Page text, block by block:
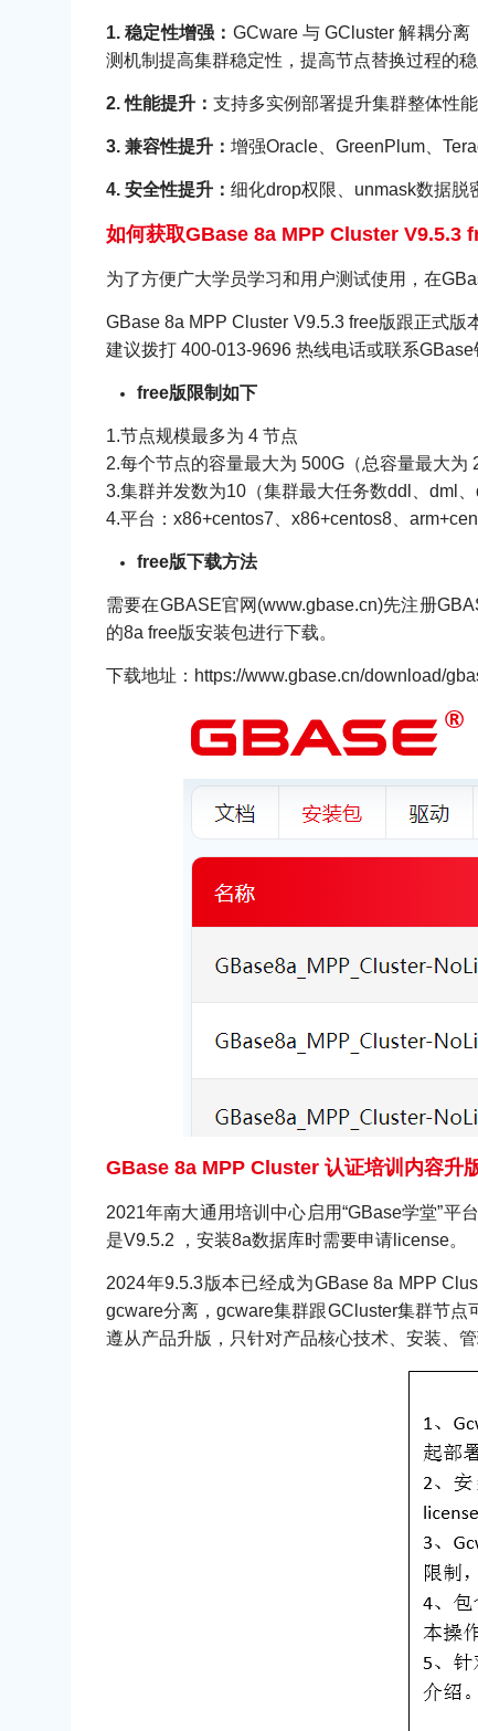
1. 稳定性增强： GCware 与 GCluster 解耦分
测机制提高集群稳定性，提高节点替换过程的稳
2. 性能提升： 支持多实例部署提升集群整体性
3. 兼容性提升： 增强Oracle、GreenPlum、
4. 安全性提升： 细化drop权限、unmask数据脱
如何获取GBase 8a MPP Cluster V9.5.3
为了方便广大学员学习和用户测试使用，在
GBase 8a MPP Cluster V9.5.3 free版跟正式
建议拨打 400-013-9696 热线电话或联系GBase
free版限制如下
1.节点规模最多为 4 节点
2.每个节点的容量最大为 500G（总容量最大为
3.集群并发数为10（集群最大任务数ddl、dml
4.平台：x86+centos7、x86+centos8、
free版下载方法
需要在GBASE官网(www.gbase.cn)先注册
的8a free版安装包进行下载。
下载地址：https://www.gbase.cn/download/
GBase 8a MPP Cluster 认证培训内容升
2021年南大通用培训中心启用“GBase学堂”
是V9.5.2 ，安装8a数据库时需要申请license。
2024年9.5.3版本已经成为GBase 8a MPP
gcware分离，gcware集群跟GCluster集群节
遵从产品升版，只针对产品核心技术、安装、